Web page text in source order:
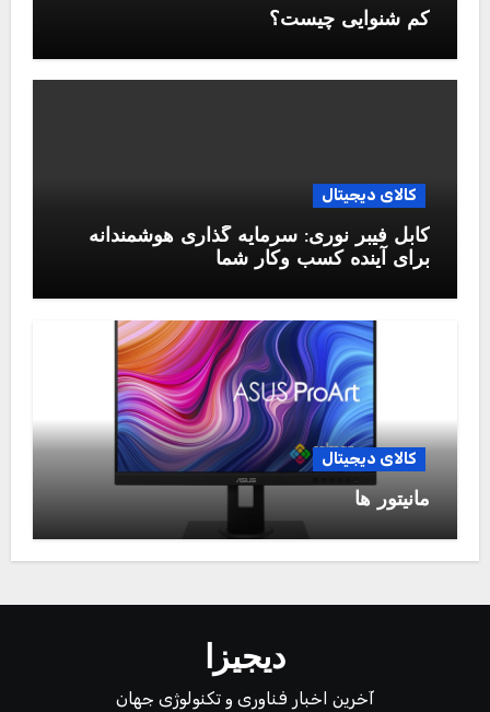
کم شنوایی چیست؟
کالای دیجیتال
کابل فیبر نوری: سرمایه گذاری هوشمندانه
برای آینده کسب وکار شما
کالای دیجیتال
مانیتور ها
دیجیزا
آخرین اخبار فناوری و تکنولوژی جهان